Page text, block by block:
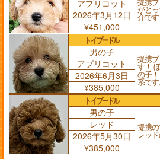
がと
介です
アプリコット
2026年3月12日
¥451,000
トイプードル
男の子
提携
す！
の子
系で
アプリコット
2026年6月3日
¥385,000
トイプードル
男の子
提携
レッ
レッド
2026年5月30日
¥385,000